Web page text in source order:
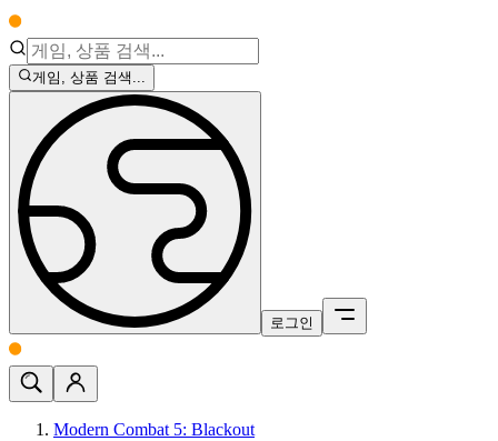
게임, 상품 검색...
로그인
Modern Combat 5: Blackout